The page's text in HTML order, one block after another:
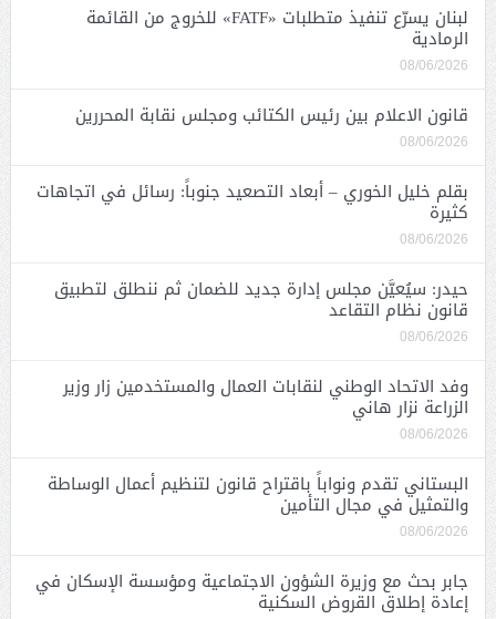
لبنان يسرّع تنفيذ متطلبات «FATF» للخروج من القائمة
الرمادية
08/06/2026
قانون الاعلام بين رئيس الكتائب ومجلس نقابة المحررين
08/06/2026
بقلم خليل الخوري – أبعاد التصعيد جنوباً: رسائل في اتجاهات
كثيرة
08/06/2026
حيدر: سيُعيَّن مجلس إدارة جديد للضمان ثم ننطلق لتطبيق
قانون نظام التقاعد
08/06/2026
وفد الاتحاد الوطني لنقابات العمال والمستخدمين زار وزير
الزراعة نزار هاني
08/06/2026
البستاني تقدم ونواباً باقتراح قانون لتنظيم أعمال الوساطة
والتمثيل في مجال التأمين
08/06/2026
جابر بحث مع وزيرة الشؤون الاجتماعية ومؤسسة الإسكان في
إعادة إطلاق القروض السكنية